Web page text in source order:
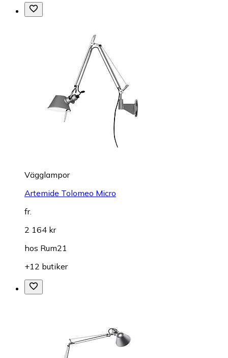
Vägglampor
Artemide Tolomeo Micro
fr.
2 164 kr
hos Rum21
+12 butiker